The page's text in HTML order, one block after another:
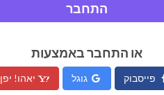
התחבר
או התחבר באמצעות
פייסבוק גוגל יאהו! יפן